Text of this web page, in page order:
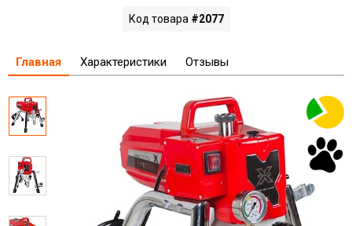
Код товара #2077
Главная Характеристики Отзывы